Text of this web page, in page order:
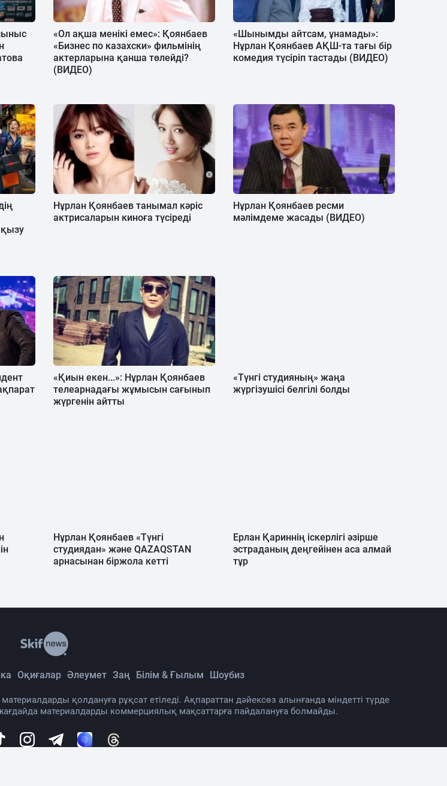
«Ол ақша менікі емес»: Қоянбаев
«Бизнес по казахски» фильмінің
актерларына қанша төлейді?
(ВИДЕО)
«Шынымды айтсам, ұнамады»:
Нұрлан Қоянбаев АҚШ-та тағы бір
комедия түсіріп тастады (ВИДЕО)
қызу
Нұрлан Қоянбаев танымал кәріс
актрисаларын киноға түсіреді
Нұрлан Қоянбаев ресми
мәлімдеме жасады (ВИДЕО)
«Қиын екен...»: Нұрлан Қоянбаев
телеарнадағы жұмысын сағынып
жүргенін айтты
«Түнгі студияның» жаңа
жүргізушісі белгілі болды
Нұрлан Қоянбаев «Түнгі
студиядан» және QAZAQSTAN
арнасынан біржола кетті
Ерлан Қариннің іскерлігі әзірше
эстраданың деңгейінен аса алмай
тұр
Оқиғалар Әлеумет Заң Білім & Ғылым Шоубиз
қолдануға рұқсат етіледі. Ақпараттан дәйексөз алынғанда міндетті түрде
материалдарды коммерциялық мақсаттарға пайдалануға болмайды.